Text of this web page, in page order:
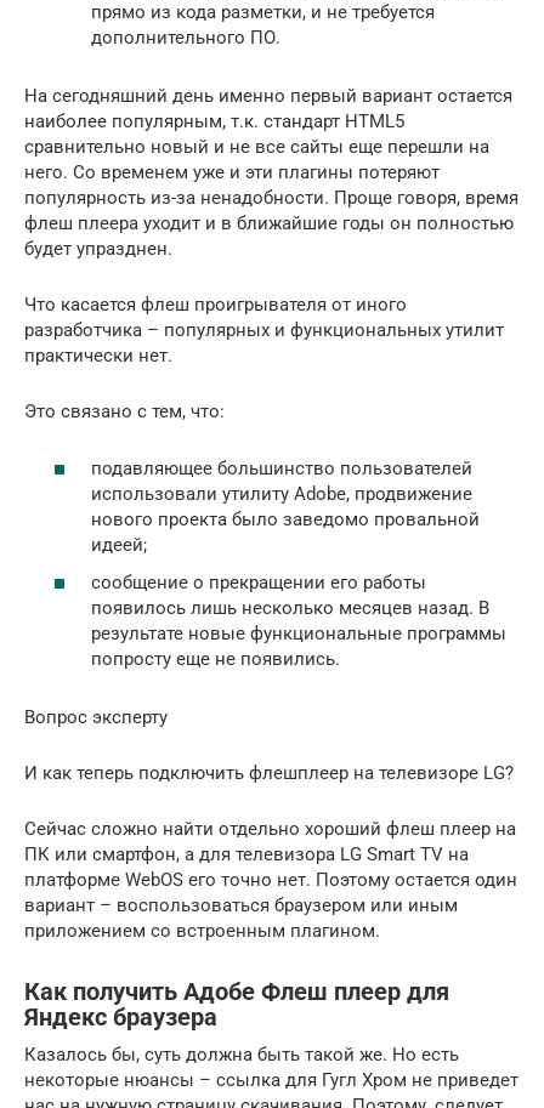
прямо из кода разметки, и не требуется
дополнительного ПО.
На сегодняшний день именно первый вариант остается
наиболее популярным, т.к. стандарт HTML5
сравнительно новый и не все сайты еще перешли на
него. Со временем уже и эти плагины потеряют
популярность из-за ненадобности. Проще говоря, время
флеш плеера уходит и в ближайшие годы он полностью
будет упразднен.
Что касается флеш проигрывателя от иного
разработчика – популярных и функциональных утилит
практически нет.
Это связано с тем, что:
подавляющее большинство пользователей
использовали утилиту Adobe, продвижение
нового проекта было заведомо провальной
идеей;
сообщение о прекращении его работы
появилось лишь несколько месяцев назад. В
результате новые функциональные программы
попросту еще не появились.
Вопрос эксперту
И как теперь подключить флешплеер на телевизоре LG?
Сейчас сложно найти отдельно хороший флеш плеер на
ПК или смартфон, а для телевизора LG Smart TV на
платформе WebOS его точно нет. Поэтому остается один
вариант – воспользоваться браузером или иным
приложением со встроенным плагином.
Как получить Адобе Флеш плеер для
Яндекс браузера
Казалось бы, суть должна быть такой же. Но есть
некоторые нюансы – ссылка для Гугл Хром не приведет